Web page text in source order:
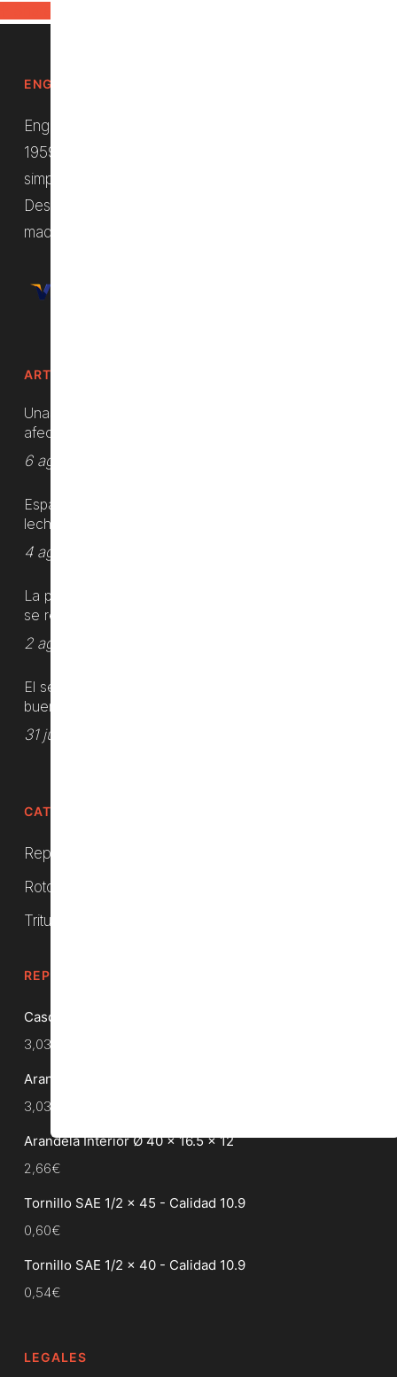
ENGUIX. DURABILIDAD, DESDE SIEMPRE.
Enguix S.L. es una empresa española fundada en el
1959 con el objetivo de aportar un producto que
simplifique el trabajo en el sector de la agricultura.
Desde el principio nuestra clave fue la calidad de las
maquinarias y del soporte ofrecido.
ARTÍCULOS RECIENTES
Unas 984 hectáreas agrícolas han sido
afectadas por los incendios forestales
6 agosto, 2026
España es el principal exportador de
lechuga en la Unión Europea
4 agosto, 2026
La producción de mandarinas españolas
se reajusta
2 agosto, 2026
El sector del turismo rural español arrojó
buenos números
31 julio, 2026
CATEGORÍAS DEL PRODUCTO
Repuestos
Rotocultivadores
Trituradoras
REPUESTOS
Casquillo Trituradora 16.25 X 25 X 20
3,03
Arandela Interior Ø 45 x 26 x 6
3,03
Arandela Interior Ø 40 x 16.5 x 12
2,66€
Tornillo SAE 1/2 x 45 - Calidad 10.9
0,60€
Tornillo SAE 1/2 x 40 - Calidad 10.9
0,54€
LEGALES